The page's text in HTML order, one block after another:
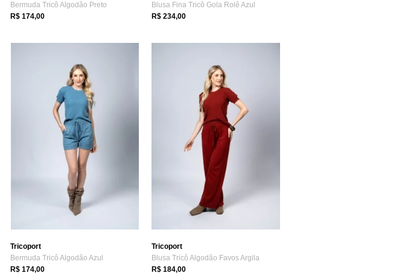
Bermuda Tricô Algodão Preto
R$ 174,00
Blusa Fina Tricô Gola Rolê Azul
R$ 234,00
Tricoport
Bermuda Tricô Algodão Azul
R$ 174,00
Tricoport
Blusa Tricô Algodão Favos Argila
R$ 184,00